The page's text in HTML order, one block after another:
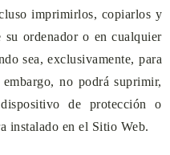
imprimirlos, copiarlos y
su ordenador o en cualquier
sea, exclusivamente, para
no podrá suprimir,
de protección o
instalado en el Sitio Web.